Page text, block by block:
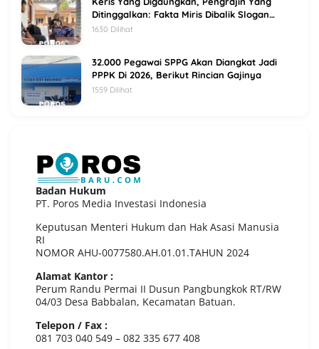
Ditinggalkan: Fakta Miris Dibalik Slogan
Sumenep Kota Keris
1630 Dilihat
32.000 Pegawai SPPG Akan Diangkat Jadi
PPPK Di 2026, Berikut Rincian Gajinya
1559 Dilihat
Badan Hukum
PT. Poros Media Investasi Indonesia
Keputusan Menteri Hukum dan Hak Asasi Manusia
RI
NOMOR AHU-0077580.AH.01.01.TAHUN 2024
Alamat Kantor :
Perum Randu Permai II Dusun Pangbungkok RT/RW
04/03 Desa Babbalan, Kecamatan Batuan.
Telepon / Fax :
081 703 040 549 – 082 335 677 408